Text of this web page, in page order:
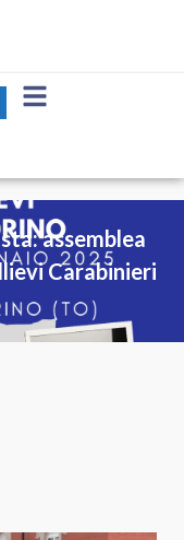
assemblea
Carabinieri